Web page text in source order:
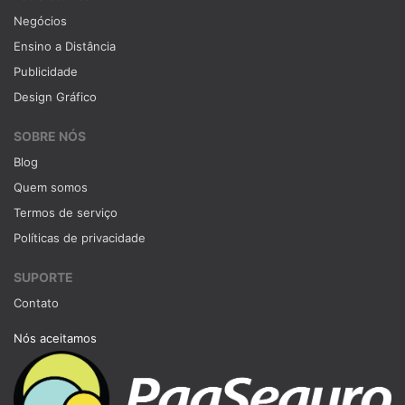
Negócios
Ensino a Distância
Publicidade
Design Gráfico
SOBRE NÓS
Blog
Quem somos
Termos de serviço
Políticas de privacidade
SUPORTE
Contato
Nós aceitamos